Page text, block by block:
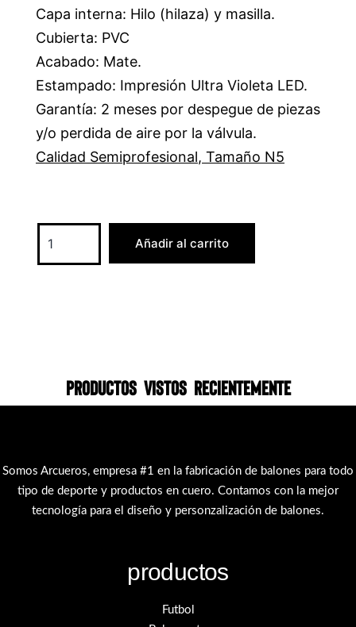
Capa interna: Hilo (hilaza) y masilla.
Cubierta: PVC
Acabado: Mate.
Estampado: Impresión Ultra Violeta LED.
Garantía: 2 meses por despegue de piezas
y/o perdida de aire por la válvula.
Calidad Semiprofesional, Tamaño N5
Añadir al carrito
Productos vistos recientemente
Somos Arcueros, empresa #1 en la fabricación de balones para todo
tipo de deporte y productos en cuero. Contamos con la mejor
tecnología para el diseño y personzalización de balones.
productos
Futbol